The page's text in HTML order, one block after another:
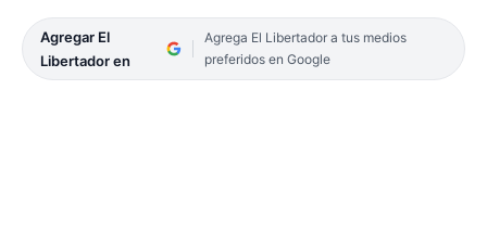
Agregar El
Libertador en
Agrega El Libertador a tus medios
preferidos en Google